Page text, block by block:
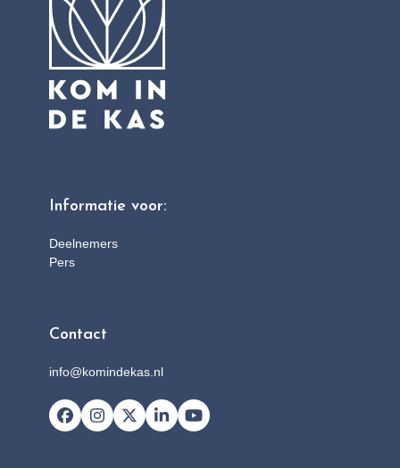
Informatie voor:
Deelnemers
Pers
Contact
info@komindekas.nl
Facebook
Instagram
X LinkedInYouTube